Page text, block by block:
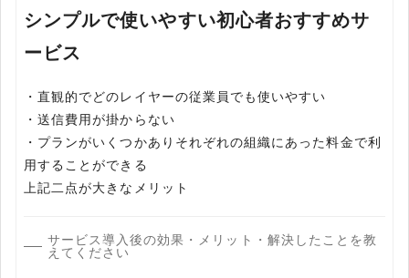
シンプルで使いやすい初心者おすすめサ
ービス
・直観的でどのレイヤーの従業員でも使いやすい
・送信費用が掛からない
・プランがいくつかありそれぞれの組織にあった料金で利
用することができる
上記二点が大きなメリット
サービス導入後の効果・メリット・解決したことを教
えてください